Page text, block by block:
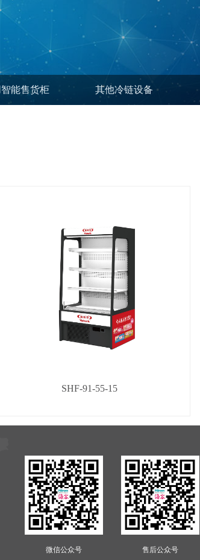
能售货柜 其他冷链设备
SHF-91-55-15
微信公众号 售后公众号